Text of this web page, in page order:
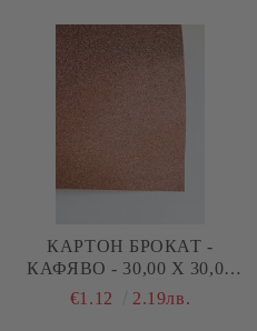
КАРТОН БРОКАТ -
КАФЯВО - 30,00 Х 30,00
СМ. - 250 G/M²
€1.12 2.19лв.